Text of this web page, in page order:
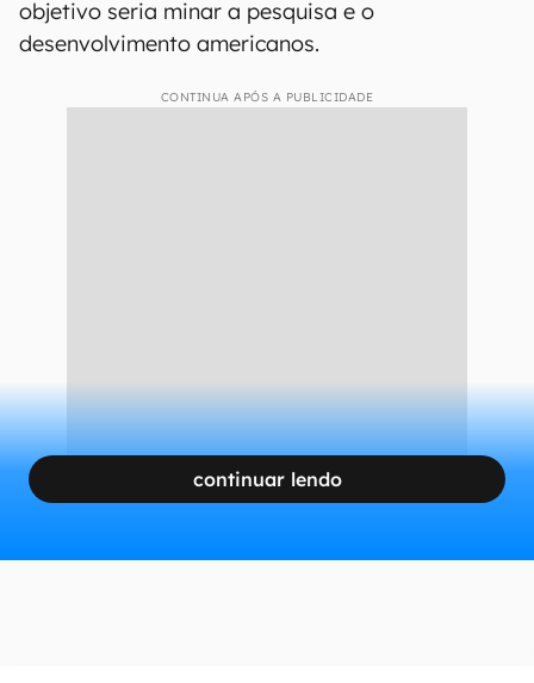
objetivo seria minar a pesquisa e o
desenvolvimento americanos.
CONTINUA APÓS A PUBLICIDADE
continuar lendo